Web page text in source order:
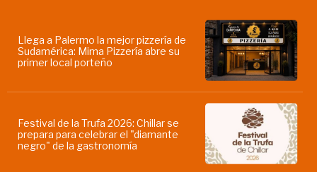
Llega a Palermo la mejor pizzería de
Sudamérica: Mima Pizzería abre su
primer local porteño
Festival de la Trufa 2026: Chillar se
prepara para celebrar el "diamante
negro" de la gastronomía